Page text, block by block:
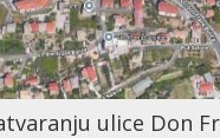
ulice Don